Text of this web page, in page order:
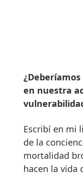
en nuestra
Escribí en mi
de la
mortalidad
hacen la vida